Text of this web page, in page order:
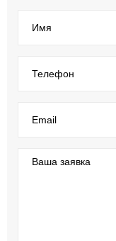
Имя
Телефон
Email
Ваша заявка